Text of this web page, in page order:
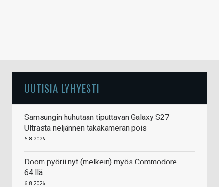
UUTISIA LYHYESTI
Samsungin huhutaan tiputtavan Galaxy S27
Ultrasta neljännen takakameran pois
6.8.2026
Doom pyörii nyt (melkein) myös Commodore
64:llä
6.8.2026